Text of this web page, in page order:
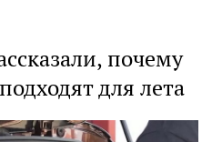
почему
для лета